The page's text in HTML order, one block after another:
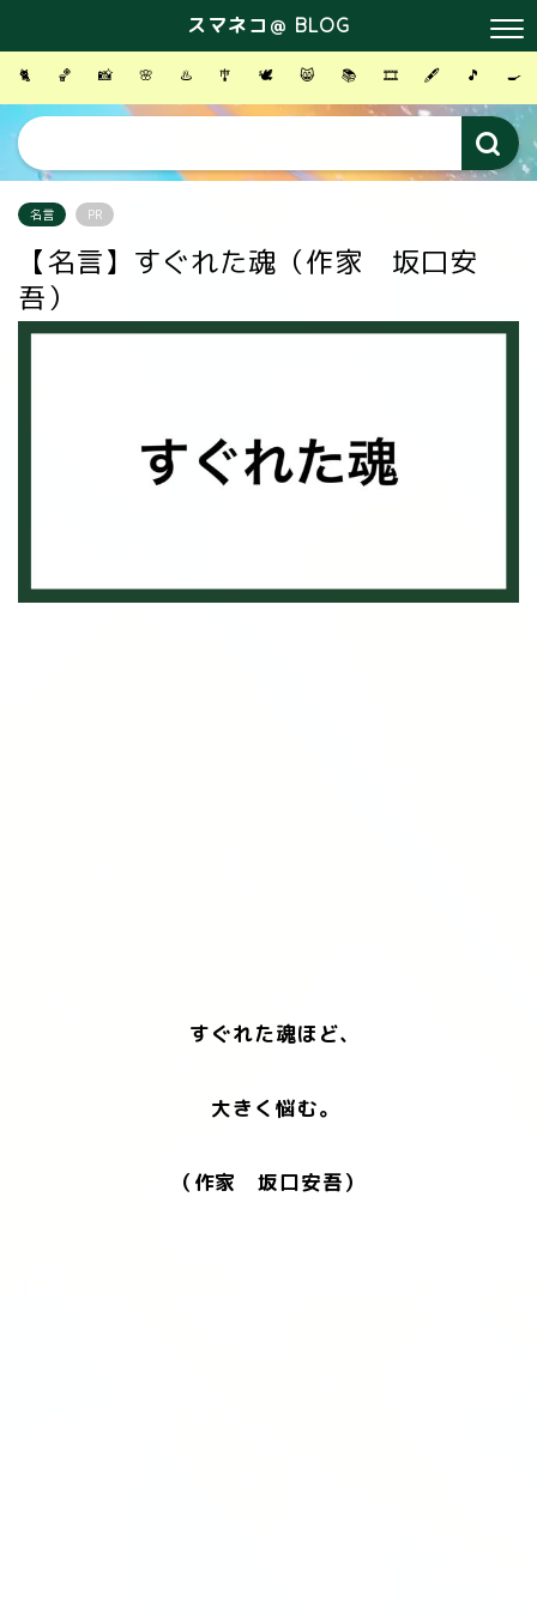
スマネコ＠ BLOG
🐈 🏀 📸 🌸 ♨️ 🎐 🕊 😸 📚 🎞 🖋 🎵 🍳
名言 PR
【名言】すぐれた魂（作家 坂口安
吾）
すぐれた魂ほど、
大きく悩む。
（作家 坂口安吾）